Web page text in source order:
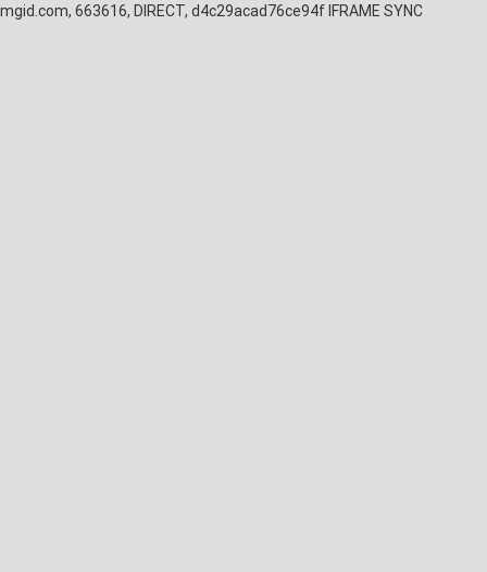
mgid.com, 663616, DIRECT, d4c29acad76ce94f IFRAME SYNC